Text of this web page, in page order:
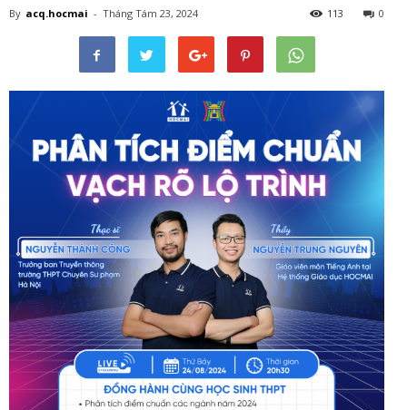
By acq.hocmai - Tháng Tám 23, 2024 0
113